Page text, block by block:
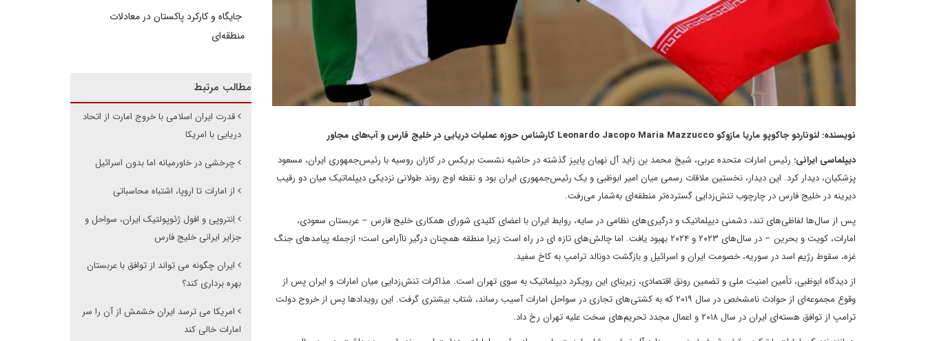
نویسنده: لئوناردو جاکوپو ماریا مازوکو Leonardo Jacopo Maria Mazzucco کارشناس حوزه عملیات دریایی در خلیج فارس و آب‌های مجاور
دیپلماسی ایرانی: رئیس امارات متحده عربی، شیخ محمد بن زاید آل نهیان پاییز گذشته در حاشیه نشست بریکس در کازان روسیه با رئیس‌جمهوری ایران، مسعود
پزشکیان، دیدار کرد. این دیدار، نخستین ملاقات رسمی میان امیر ابوظبی و یک رئیس‌جمهوری ایران بود و نقطه اوج روند طولانی نزدیکی دیپلماتیک میان دو رقیب
دیرینه در خلیج فارس در چارچوب تنش‌زدایی گسترده‌تر منطقه‌ای به‌شمار می‌رفت.
پس از سال‌ها لفاظی‌های تند، دشمنی دیپلماتیک و درگیری‌های نظامی در سایه، روابط ایران با اعضای کلیدی شورای همکاری خلیج فارس – عربستان سعودی،
امارات، کویت و بحرین – در سال‌های ۲۰۲۳ و ۲۰۲۴ بهبود یافت. اما چالش‌های تازه ای در راه است زیرا منطقه همچنان درگیر ناآرامی است؛ ازجمله پیامدهای جنگ
غزه، سقوط رژیم اسد در سوریه، خصومت ایران و اسرائیل و بازگشت دونالد ترامپ به کاخ سفید.
از دیدگاه ابوظبی، تأمین امنیت ملی و تضمین رونق اقتصادی، زیربنای این رویکرد دیپلماتیک به سوی تهران است. مذاکرات تنش‌زدایی میان امارات و ایران پس از
وقوع مجموعه‌ای از حوادث نامشخص در سال ۲۰۱۹ که به کشتی‌های تجاری در سواحل امارات آسیب رساند، شتاب بیشتری گرفت. این رویدادها پس از خروج دولت
ترامپ از توافق هسته‌ای ایران در سال ۲۰۱۸ و اعمال مجدد تحریم‌های سخت علیه تهران رخ داد.
جایگاه و کارکرد پاکستان در معادلات
منطقه‌ای
مطالب مرتبط
قدرت ایران اسلامی با خروج امارت از اتحاد
دریایی با امریکا
چرخشی در خاورمیانه اما بدون اسرائیل
از امارات تا اروپا، اشتباه محاسباتی
اِنتروپی و افول ژئوپولتیک ایران، سواحل و
جزایر ایرانی خلیج فارس
ایران چگونه می تواند از توافق با عربستان
بهره برداری کند؟
امریکا می ترسد ایران خشمش از آن را سر
امارات خالی کند